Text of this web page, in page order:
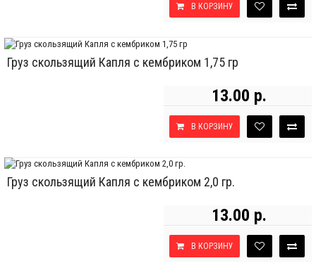
В КОРЗИНУ
Груз скользящий Капля с кембриком 1,75 гр
13.00 р.
В КОРЗИНУ
Груз скользящий Капля с кембриком 2,0 гр.
13.00 р.
В КОРЗИНУ